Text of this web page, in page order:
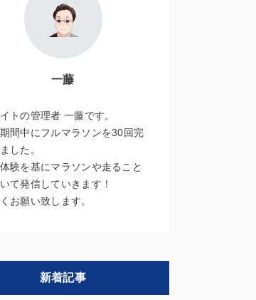
一藤
トの管理者 一藤です。
間中にフルマラソンを30回完
した。
験を基にマラソンや走ること
て発信していきます！
お願い致します。
新着記事